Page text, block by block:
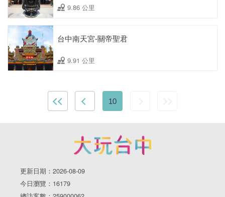
9.86 公里
台中南天宮-關帝聖君
9.91 公里
10
更新日期：2026-08-09
今日瀏覽：16179